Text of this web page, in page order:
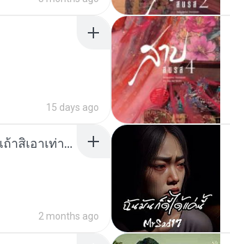
15 days ago
ເຊົາຮ້ອງເຖົ້າຊິເອົາທໍ່ໃດ (เซาฮ้องเถ้าสิเอาเท่าใด) ບຸນເກີດ ຫນູຫ່ວງ ft. ໂສພາ ຈຸນທະລາ
2 months ago